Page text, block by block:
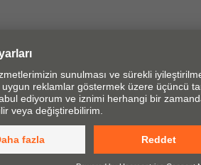
mobilya aksesuarları
çekmece ve pocket